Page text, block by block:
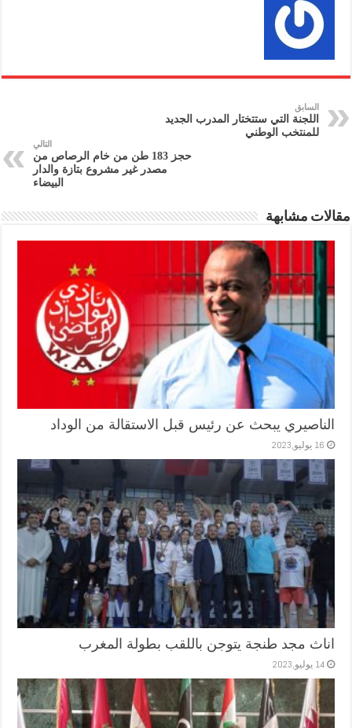
السابق
اللجنة التي ستتختار المدرب الجديد
للمنتخب الوطني
التالي
حجز 183 طن من خام الرصاص من
مصدر غير مشروع بتازة والدار
البيضاء
مقالات مشابهة
الناصيري يبحث عن رئيس قبل الاستقالة من الوداد
16 يوليو,2023
اناث مجد طنجة يتوجن باللقب بطولة المغرب
14 يوليو,2023